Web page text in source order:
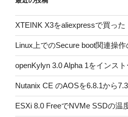
XTEINK X3をaliexpressで買った
Linux上でのSecure boot関連操作
openKylyn 3.0 Alpha 1をインス
Nutanix CE のAOSを6.8.1から
ESXi 8.0 FreeでNVMe SSDの温